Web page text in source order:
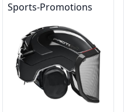
Sports-Promotions